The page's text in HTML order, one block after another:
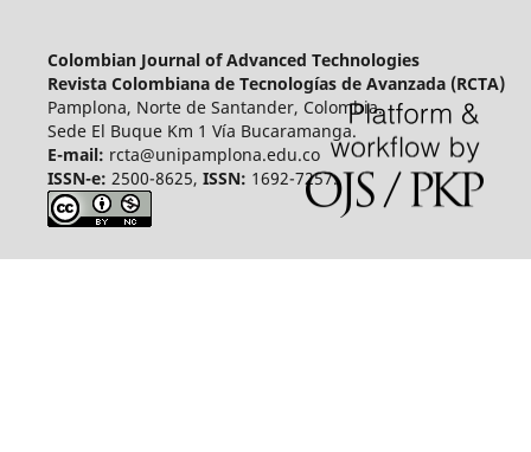
Colombian Journal of Advanced Technologies
Revista Colombiana de Tecnologías de Avanzada (RCTA)
Pamplona, Norte de Santander, Colombia.
Sede El Buque Km 1 Vía Bucaramanga.
E-mail: rcta@unipamplona.edu.co
ISSN-e: 2500-8625, ISSN: 1692-7257.